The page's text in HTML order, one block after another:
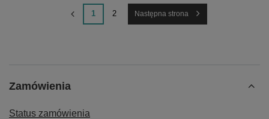
1 2 Następna strona
Zamówienia
Status zamówienia